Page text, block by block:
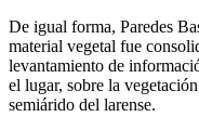
De igual forma, Paredes
material vegetal fue
levantamiento de
el lugar, sobre la
semiárido del larense.